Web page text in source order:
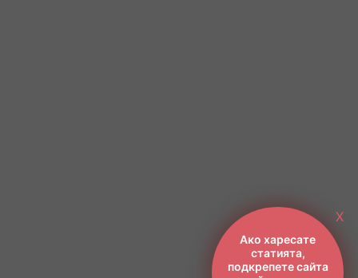
X
Ако харесате
статията,
подкрепете сайта